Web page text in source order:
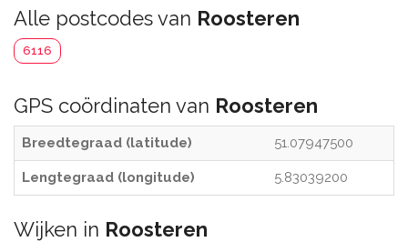
Alle postcodes van Roosteren
6116
GPS coördinaten van Roosteren
Breedtegraad (latitude) 51.07947500
Lengtegraad (longitude) 5.83039200
Wijken in Roosteren